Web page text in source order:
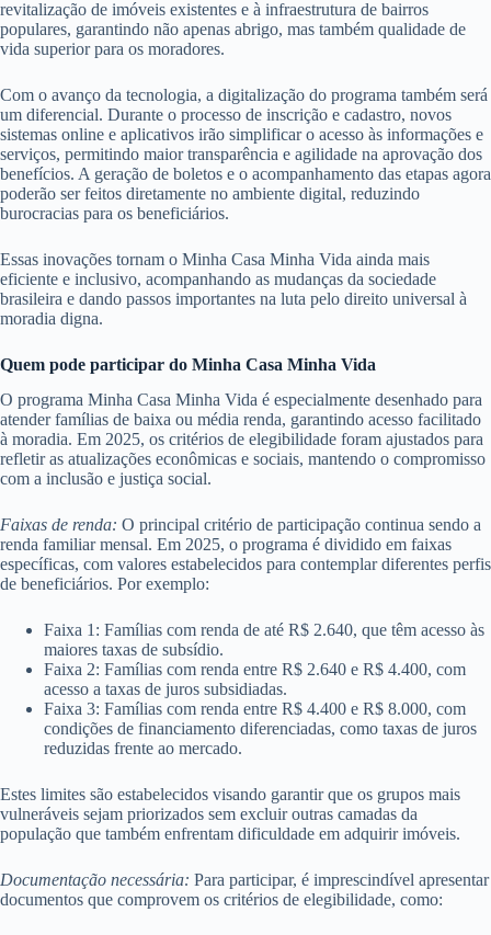
revitalização de imóveis existentes e à infraestrutura de bairros
populares, garantindo não apenas abrigo, mas também qualidade de
vida superior para os moradores.
Com o avanço da tecnologia, a digitalização do programa também será
um diferencial. Durante o processo de inscrição e cadastro, novos
sistemas online e aplicativos irão simplificar o acesso às informações e
serviços, permitindo maior transparência e agilidade na aprovação dos
benefícios. A geração de boletos e o acompanhamento das etapas agora
poderão ser feitos diretamente no ambiente digital, reduzindo
burocracias para os beneficiários.
Essas inovações tornam o Minha Casa Minha Vida ainda mais
eficiente e inclusivo, acompanhando as mudanças da sociedade
brasileira e dando passos importantes na luta pelo direito universal à
moradia digna.
Quem pode participar do Minha Casa Minha Vida
O programa Minha Casa Minha Vida é especialmente desenhado para
atender famílias de baixa ou média renda, garantindo acesso facilitado
à moradia. Em 2025, os critérios de elegibilidade foram ajustados para
refletir as atualizações econômicas e sociais, mantendo o compromisso
com a inclusão e justiça social.
Faixas de renda: O principal critério de participação continua sendo a
renda familiar mensal. Em 2025, o programa é dividido em faixas
específicas, com valores estabelecidos para contemplar diferentes perfis
de beneficiários. Por exemplo:
Faixa 1: Famílias com renda de até R$ 2.640, que têm acesso às
maiores taxas de subsídio.
Faixa 2: Famílias com renda entre R$ 2.640 e R$ 4.400, com
acesso a taxas de juros subsidiadas.
Faixa 3: Famílias com renda entre R$ 4.400 e R$ 8.000, com
condições de financiamento diferenciadas, como taxas de juros
reduzidas frente ao mercado.
Estes limites são estabelecidos visando garantir que os grupos mais
vulneráveis sejam priorizados sem excluir outras camadas da
população que também enfrentam dificuldade em adquirir imóveis.
Documentação necessária: Para participar, é imprescindível apresentar
documentos que comprovem os critérios de elegibilidade, como: